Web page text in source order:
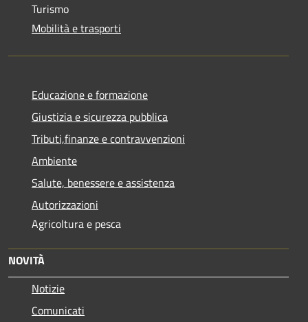
Turismo
Mobilità e trasporti
Educazione e formazione
Giustizia e sicurezza pubblica
Tributi,finanze e contravvenzioni
Ambiente
Salute, benessere e assistenza
Autorizzazioni
Agricoltura e pesca
NOVITÀ
Notizie
Comunicati